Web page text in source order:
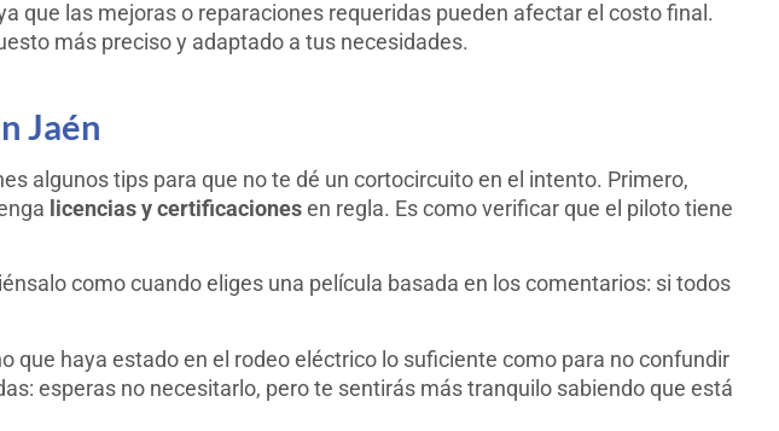
que las mejoras o reparaciones requeridas pueden afectar el costo final.
más preciso y adaptado a tus necesidades.
Jaén
algunos tips para que no te dé un cortocircuito en el intento. Primero,
licencias y certificacionesen regla. Es como verificar que el piloto tiene
como cuando eliges una película basada en los comentarios: si todos
que haya estado en el rodeo eléctrico lo suficiente como para no confundir
esperas no necesitarlo, pero te sentirás más tranquilo sabiendo que está